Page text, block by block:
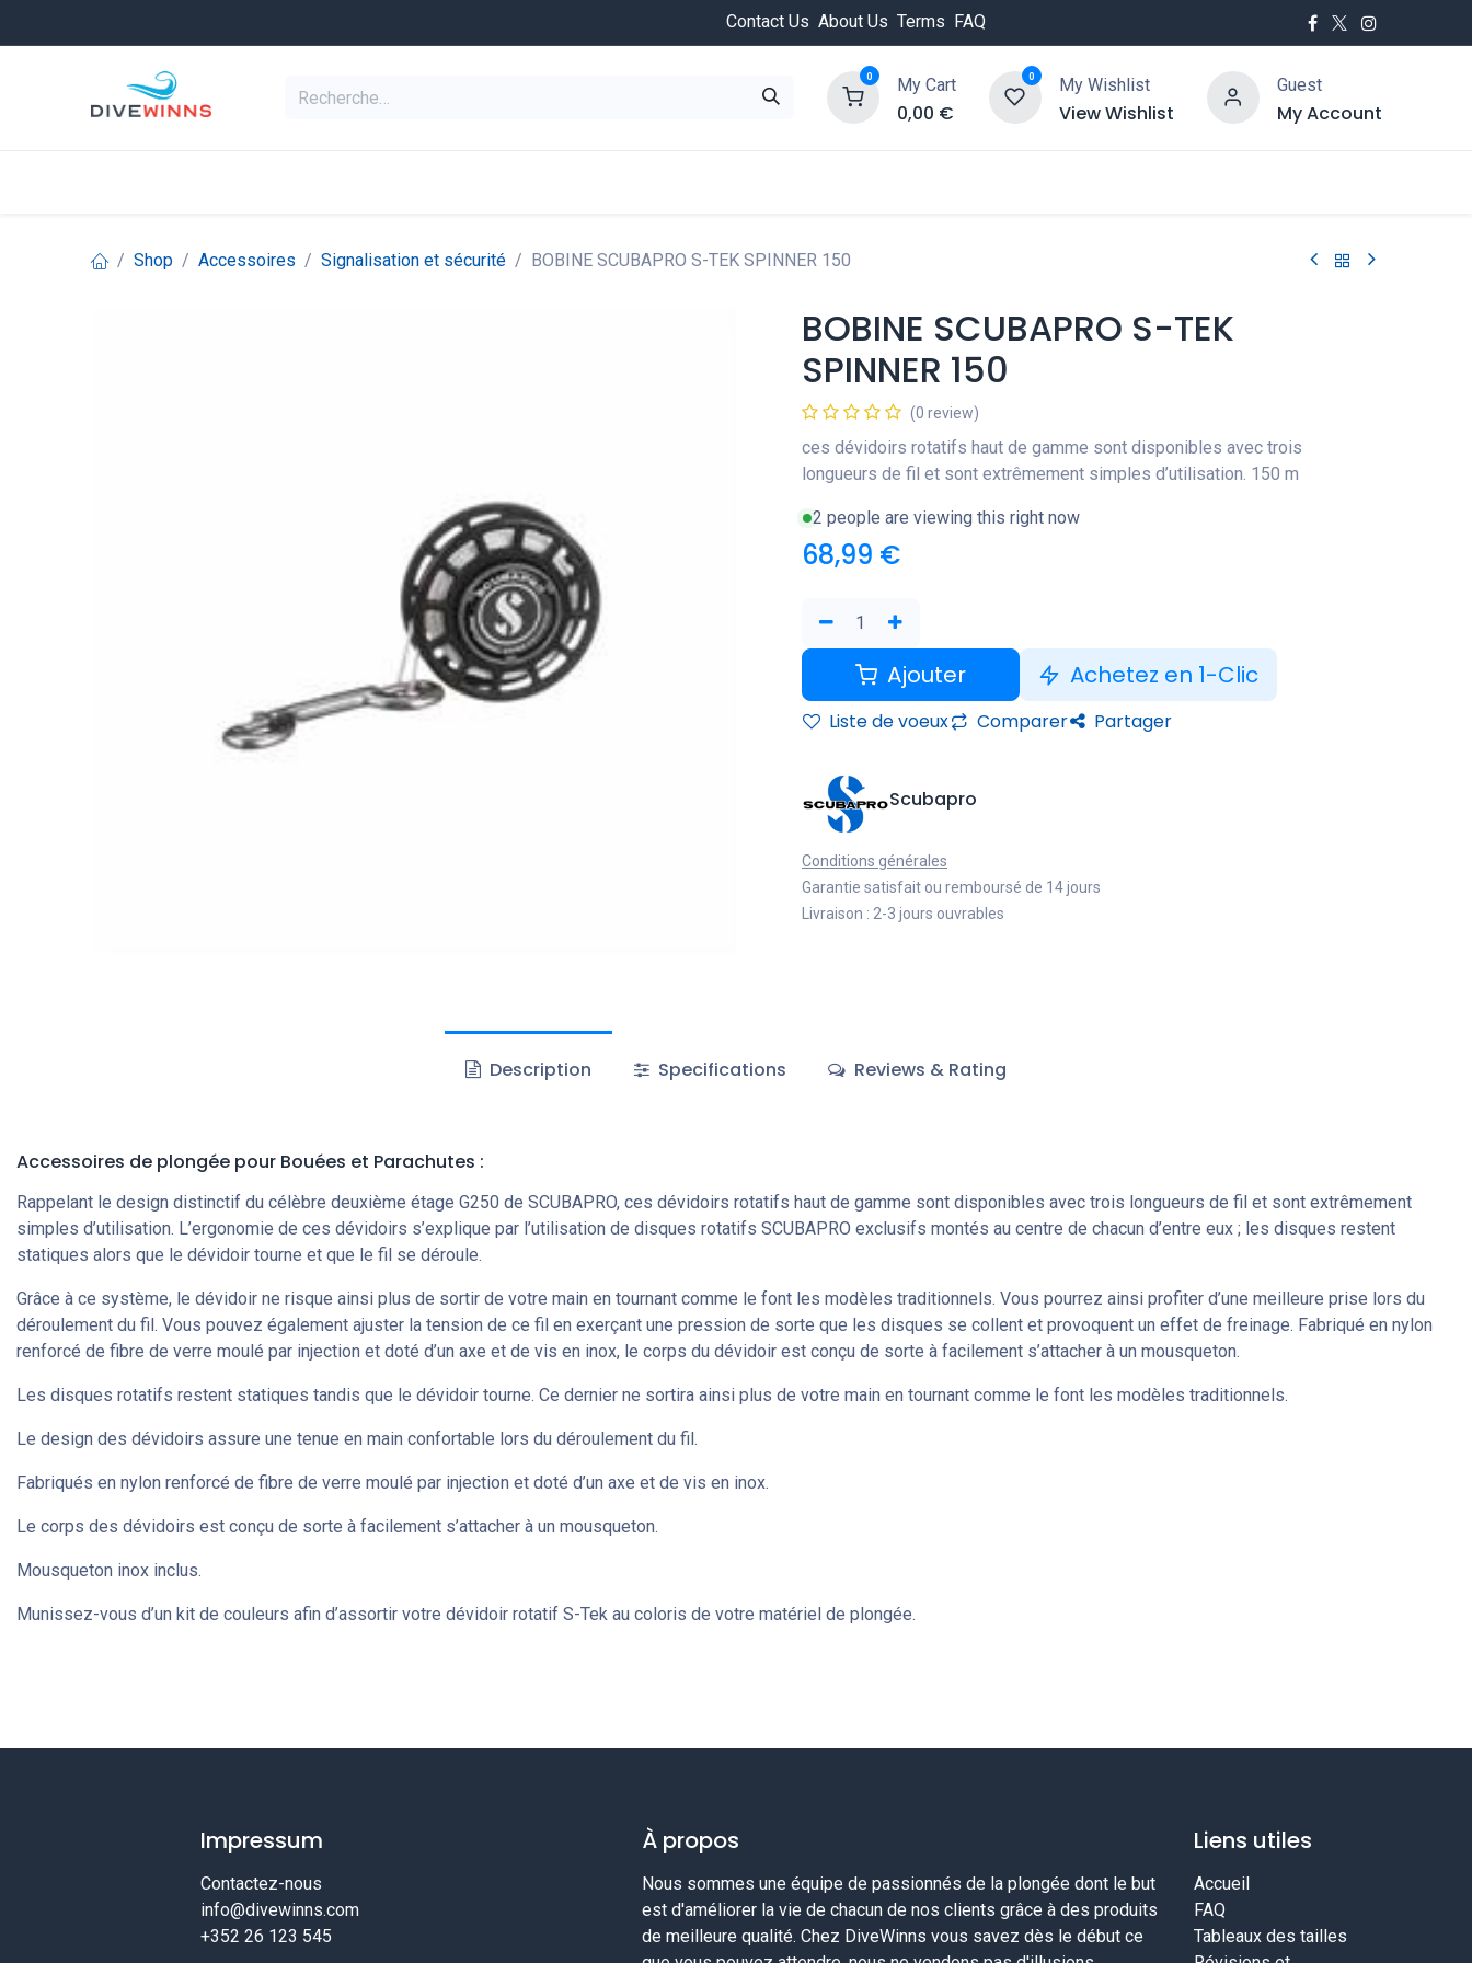
Contact Us About Us Terms FAQ
0 My Cart
0,00 €
0 My Wishlist
View Wishlist
Guest
My Account
HOT
Shop Accessoires Signalisation et sécurité BOBINE SCUBAPRO S-TEK SPINNER 150
BOBINE SCUBAPRO S-TEK
SPINNER 150
(0 review)
ces dévidoirs rotatifs haut de gamme sont disponibles avec trois
longueurs de fil et sont extrêmement simples d’utilisation. 150 m
2 people are viewing this right now
68,99 €
Ajouter Achetez en 1-Clic
Liste de voeux Comparer Partager
Scubapro
Conditions générales
Garantie satisfait ou remboursé de 14 jours
Livraison : 2-3 jours ouvrables
Description Specifications Reviews & Rating
Accessoires de plongée pour Bouées et Parachutes :
Rappelant le design distinctif du célèbre deuxième étage G250 de SCUBAPRO, ces dévidoirs rotatifs haut de gamme sont disponibles avec trois longueurs de fil et sont extrêmement
simples d’utilisation. L’ergonomie de ces dévidoirs s’explique par l’utilisation de disques rotatifs SCUBAPRO exclusifs montés au centre de chacun d’entre eux ; les disques restent
statiques alors que le dévidoir tourne et que le fil se déroule.
Grâce à ce système, le dévidoir ne risque ainsi plus de sortir de votre main en tournant comme le font les modèles traditionnels. Vous pourrez ainsi profiter d’une meilleure prise lors du
déroulement du fil. Vous pouvez également ajuster la tension de ce fil en exerçant une pression de sorte que les disques se collent et provoquent un effet de freinage. Fabriqué en nylon
renforcé de fibre de verre moulé par injection et doté d’un axe et de vis en inox, le corps du dévidoir est conçu de sorte à facilement s’attacher à un mousqueton.
Les disques rotatifs restent statiques tandis que le dévidoir tourne. Ce dernier ne sortira ainsi plus de votre main en tournant comme le font les modèles traditionnels.
Le design des dévidoirs assure une tenue en main confortable lors du déroulement du fil.
Fabriqués en nylon renforcé de fibre de verre moulé par injection et doté d’un axe et de vis en inox.
Le corps des dévidoirs est conçu de sorte à facilement s’attacher à un mousqueton.
Mousqueton inox inclus.
Munissez-vous d’un kit de couleurs afin d’assortir votre dévidoir rotatif S-Tek au coloris de votre matériel de plongée.
Impressum
Contactez-nous
info@divewinns.com
+352 26 123 545
À propos
Nous sommes une équipe de passionnés de la plongée dont le but
est d'améliorer la vie de chacun de nos clients grâce à des produits
de meilleure qualité. Chez DiveWinns vous savez dès le début ce
Liens utiles
Accueil
FAQ
Tableaux des tailles